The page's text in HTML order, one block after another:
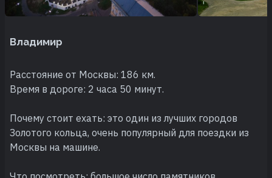
Владимир
Расстояние от Москвы: 186 км.
Время в дороге: 2 часа 50 минут.
Почему стоит ехать: это один из лучших городов
Золотого кольца, очень популярный для поездки из
Москвы на машине.